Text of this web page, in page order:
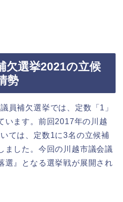
欠選挙2021の立候
勢
員補欠選挙では、定数「1」
います。前回2017年の川越
ては、定数1に3名の立候補
ました。今回の川越市議会議
選』となる選挙戦が展開され